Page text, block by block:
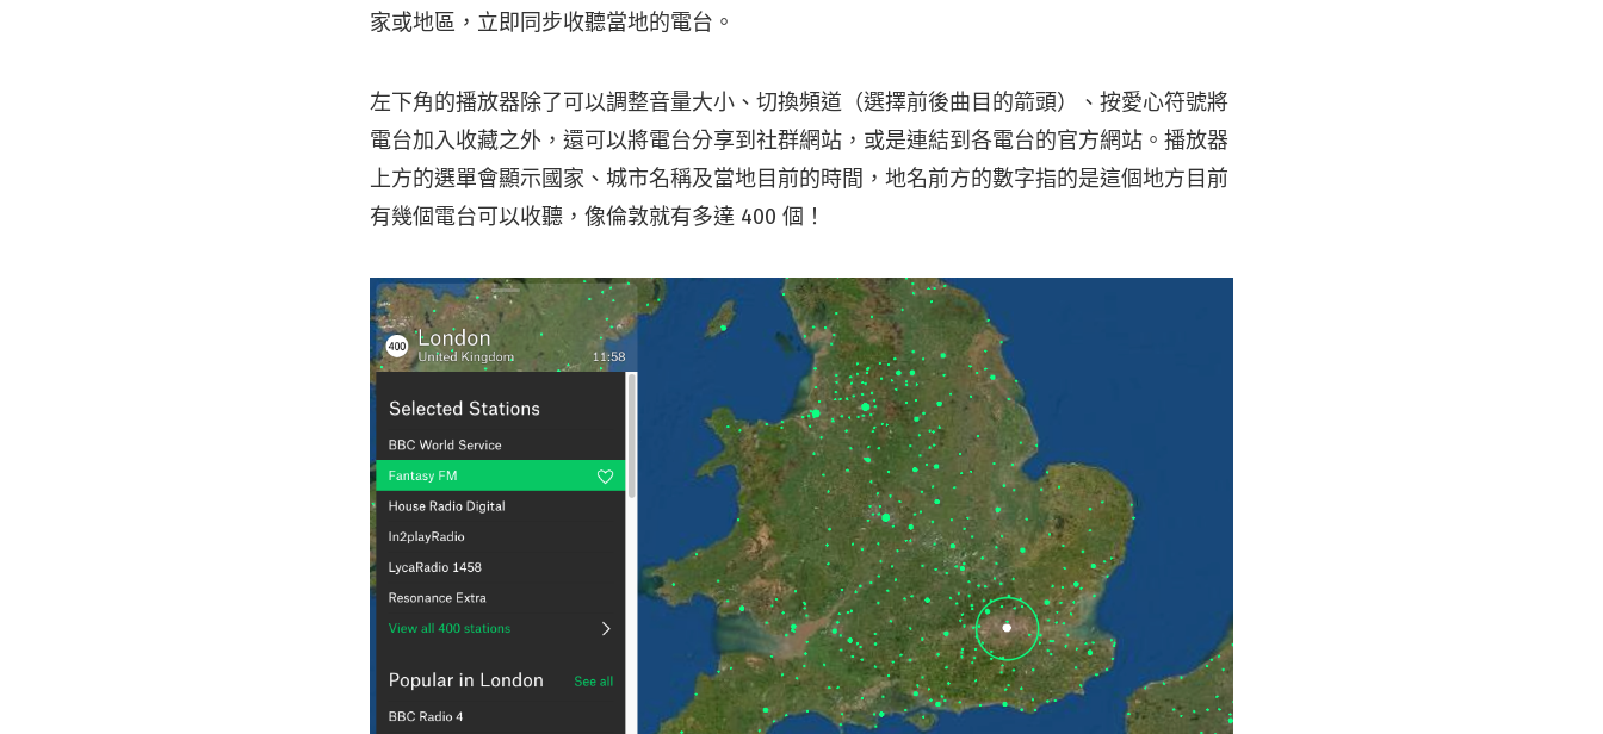
家或地區，立即同步收聽當地的電台。
左下角的播放器除了可以調整音量大小、切換頻道（選擇前後曲目的箭頭）、按愛心符號將
電台加入收藏之外，還可以將電台分享到社群網站，或是連結到各電台的官方網站。播放器
上方的選單會顯示國家、城市名稱及當地目前的時間，地名前方的數字指的是這個地方目前
有幾個電台可以收聽，像倫敦就有多達 400 個！